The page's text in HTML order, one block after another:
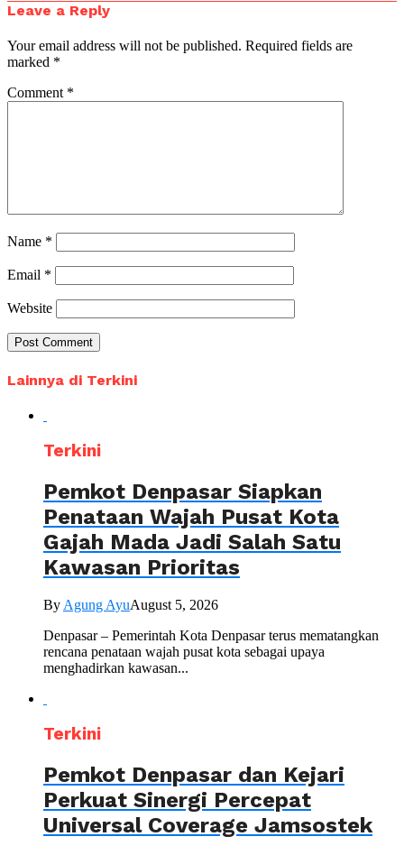
Leave a Reply
Your email address will not be published. Required fields are
marked *
Comment *
Name *
Email *
Website
Lainnya di Terkini
Terkini
Pemkot Denpasar Siapkan
Penataan Wajah Pusat Kota
Gajah Mada Jadi Salah Satu
Kawasan Prioritas
ByAgung AyuAugust 5, 2026
Denpasar – Pemerintah Kota Denpasar terus mematangkan
rencana penataan wajah pusat kota sebagai upaya
menghadirkan kawasan...
Terkini
Pemkot Denpasar dan Kejari
Perkuat Sinergi Percepat
Universal Coverage Jamsostek